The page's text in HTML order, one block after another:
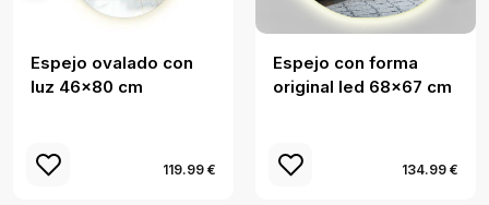
Espejo ovalado con
luz 46x80 cm
119.99 €
Espejo con forma
original led 68x67 cm
134.99 €